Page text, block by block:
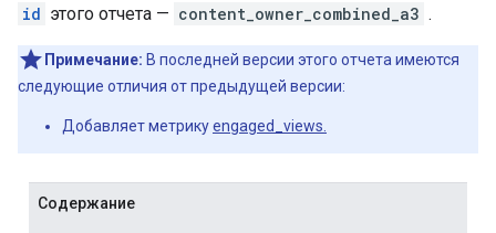
id этого отчета — content_owner_combined_a3 .
Примечание: В последней версии этого отчета имеются
следующие отличия от предыдущей версии:
Добавляет метрикуengaged_views.
Содержание